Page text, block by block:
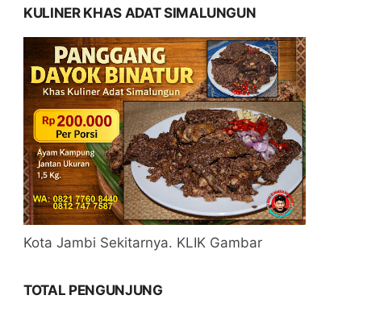
KULINER KHAS ADAT SIMALUNGUN
Kota Jambi Sekitarnya. KLIK Gambar
TOTAL PENGUNJUNG